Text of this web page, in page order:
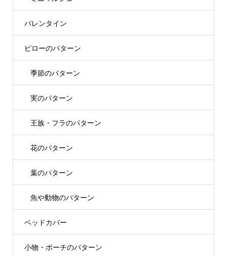
バレンタイン
ピローのパターン
季節のパターン
実のパターン
王族・フラのパターン
花のパターン
葉のパターン
魚や動物のパターン
ベッドカバー
小物・ポーチのパターン